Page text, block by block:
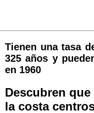
Tienen una tasa
325 años y
en 1960
Descubren
la costa